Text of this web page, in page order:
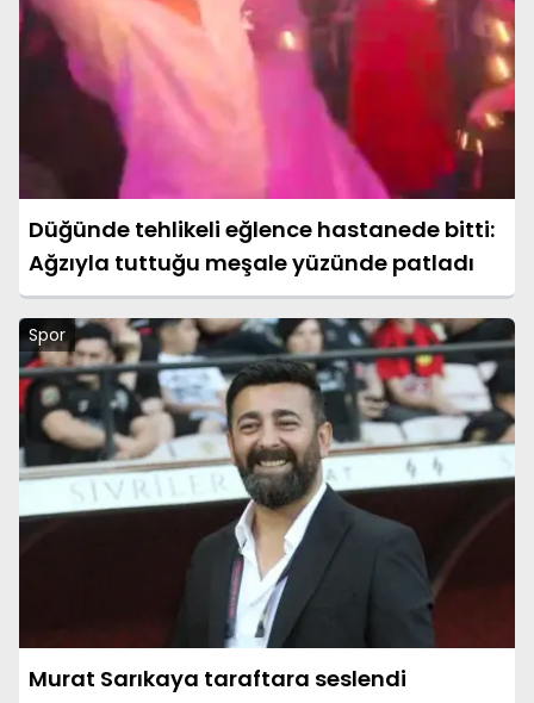
Düğünde tehlikeli eğlence hastanede bitti:
Ağzıyla tuttuğu meşale yüzünde patladı
Spor
Murat Sarıkaya taraftara seslendi